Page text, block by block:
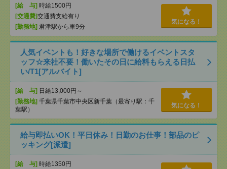
[給 与] 時給1500円
[交通費]交通費支給有り
[勤務地] 君津駅から車9分
気になる！
人気イベントも！好きな場所で働けるイベントスタ
ッフ☆来社不要！働いたその日に給料もらえる日払
い/T1[アルバイト]
[給 与] 日給13,000円～
[勤務地] 千葉県千葉市中央区新千葉（最寄り駅：千
葉駅）
気になる！
給与即払いOK！平日休み！日勤のお仕事！部品のピ
ッキング[派遣]
[給 与] 時給1350円